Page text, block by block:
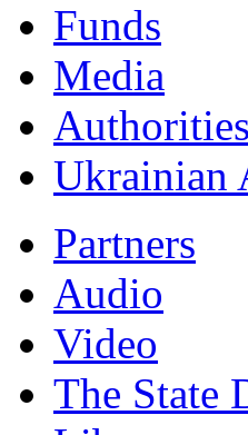
Funds
Мedia
Authorities
Ukrainian
Partners
Audio
Video
The State